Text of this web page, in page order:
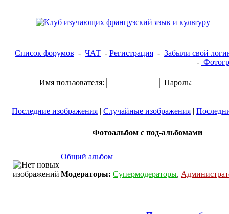
Список форумов - ЧАТ - Регистрация - Забыли свой
-
Имя пользователя: Пароль:
Последние изображения | Случайные изображения |
Фотоальбом с под-альбомами
Общий альбом
Модераторы: Супермодераторы,